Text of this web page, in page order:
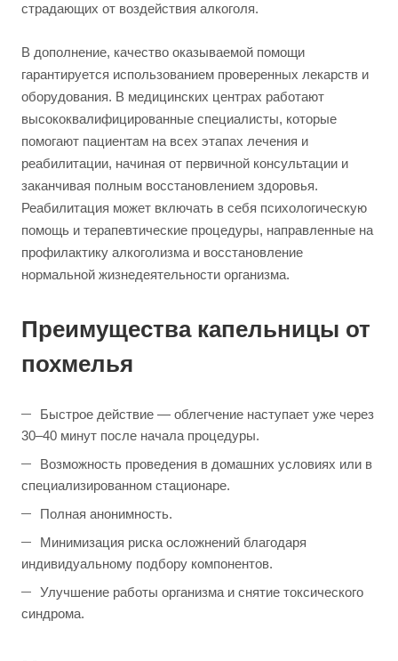
страдающих от воздействия алкоголя.
В дополнение, качество оказываемой помощи
гарантируется использованием проверенных лекарств и
оборудования. В медицинских центрах работают
высококвалифицированные специалисты, которые
помогают пациентам на всех этапах лечения и
реабилитации, начиная от первичной консультации и
заканчивая полным восстановлением здоровья.
Реабилитация может включать в себя психологическую
помощь и терапевтические процедуры, направленные на
профилактику алкоголизма и восстановление
нормальной жизнедеятельности организма.
Преимущества капельницы от
похмелья
Быстрое действие — облегчение наступает уже через
30–40 минут после начала процедуры.
Возможность проведения в домашних условиях или в
специализированном стационаре.
Полная анонимность.
Минимизация риска осложнений благодаря
индивидуальному подбору компонентов.
Улучшение работы организма и снятие токсического
синдрома.